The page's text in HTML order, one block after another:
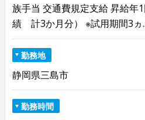
族手当 交通費規定支給 昇給年
績 計3か月分） ※試用期間3ヵ
勤務地
静岡県三島市
勤務時間